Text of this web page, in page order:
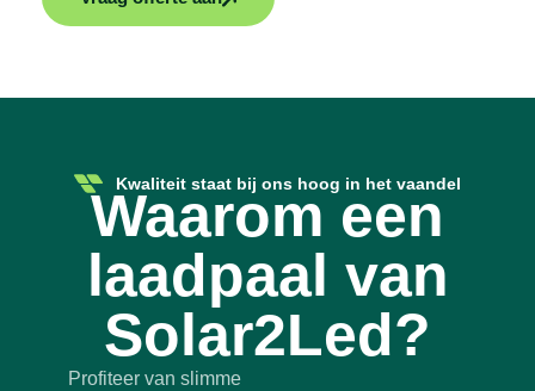
Kwaliteit staat bij ons hoog in het vaandel
Waarom een
laadpaal van
Solar2Led?
Profiteer van slimme